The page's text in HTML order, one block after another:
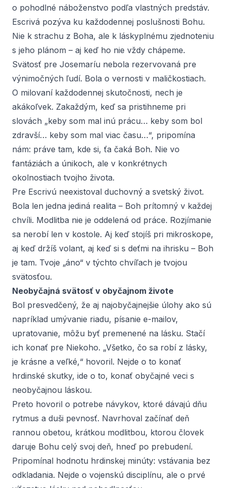
o pohodlné náboženstvo podľa vlastných predstáv.
Escrivá pozýva ku každodennej poslušnosti Bohu.
Nie k strachu z Boha, ale k láskyplnému zjednoteniu
s jeho plánom – aj keď ho nie vždy chápeme.
Svätosť pre Josemaríu nebola rezervovaná pre
výnimočných ľudí. Bola o vernosti v maličkostiach.
O milovaní každodennej skutočnosti, nech je
akákoľvek. Zakaždým, keď sa pristihneme pri
slovách „keby som mal inú prácu… keby som bol
zdravší… keby som mal viac času…“, pripomína
nám: práve tam, kde si, ťa čaká Boh. Nie vo
fantáziách a únikoch, ale v konkrétnych
okolnostiach tvojho života.
Pre Escrivú neexistoval duchovný a svetský život.
Bola len jedna jediná realita – Boh prítomný v každej
chvíli. Modlitba nie je oddelená od práce. Rozjímanie
sa nerobí len v kostole. Aj keď stojíš pri mikroskope,
aj keď držíš volant, aj keď si s deťmi na ihrisku – Boh
je tam. Tvoje „áno“ v týchto chvíľach je tvojou
svätosťou.
Neobyčajná svätosť v obyčajnom živote
Bol presvedčený, že aj najobyčajnejšie úlohy ako sú
napríklad umývanie riadu, písanie e-mailov,
upratovanie, môžu byť premenené na lásku. Stačí
ich konať pre Niekoho. „Všetko, čo sa robí z lásky,
je krásne a veľké,“ hovoril. Nejde o to konať
hrdinské skutky, ide o to, konať obyčajné veci s
neobyčajnou láskou.
Preto hovoril o potrebe návykov, ktoré dávajú dňu
rytmus a duši pevnosť. Navrhoval začínať deň
rannou obetou, krátkou modlitbou, ktorou človek
daruje Bohu celý svoj deň, hneď po prebudení.
Pripomínal hodnotu hrdinskej minúty: vstávania bez
odkladania. Nejde o vojenskú disciplínu, ale o prvé